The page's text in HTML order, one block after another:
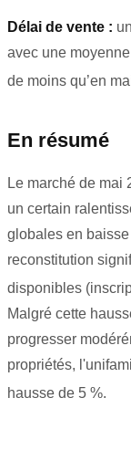
Délai de vente :
avec une
de moins qu’en
En résumé
Le marché de mai
un certain
globales en
reconstitution
disponibles
Malgré cette
progresser
propriétés,
hausse de 5 %.